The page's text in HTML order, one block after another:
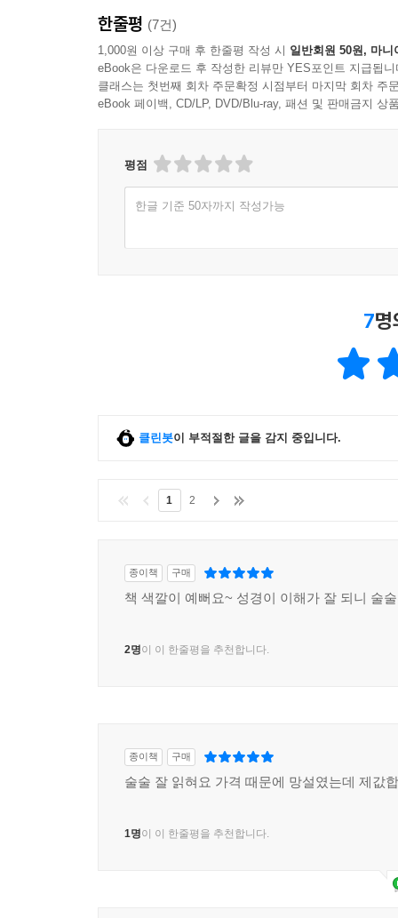
성경의 메시지로부터 일반인을 격리시키는 오류
유진 피터슨의 『메시지』가 우리말로 번역된 것
말씀이 독자의 삶에 친숙하고 풍성하게 되살아나
정민영, 국제 위클리프 성경번역선교회 부대표
옮기면서 운율과 어감이 다소 달라졌지만, 성경
권영석, 전 학원복음화협의회 상임대표
번역(飜譯)은 반역(反逆)이다. 게다가 중역(重
일상어로 읽어 내려는 발칙한 음모의 소산이다
양희송, 청어람 ARMC 대표기획자
하나님 말씀 붙들고 일어나는 수많은 어린이와
『메시지』는 평소에 늘 곁에 두고 읽고 싶은 성
『메시지』를 읽고 잠잠히 묵상하는 가운데, 수
하나님의 계획하심과 일하심을 생생하게 느끼
뜨겁게 맞이하기를 소망합니다.
사건에 대한 기사를 읽고 아는 것에 그치지 않고
한줄평 (7건)
1,000원 이상 구매 후 한줄평 작성 시 일반회원 50원, 마니
eBook은 다운로드 후 작성한 리뷰만 YES포인트 지급됩니
클래스는 첫번째 회차 주문확정 시점부터 마지막 회차 주
eBook 페이백, CD/LP, DVD/Blu-ray, 패션 및 판매금지 상
평점
한글 기준 50자까지 작성가능
7
클린봇이 부적절한 글을 감지 중입니다.
1 2
종이책 구매
책 색깔이 예뻐요~ 성경이 이해가 잘 되니 술
2명이 이 한줄평을 추천합니다.
종이책 구매
술술 잘 읽혀요 가격 때문에 망설였는데 제값
1명이 이 한줄평을 추천합니다.